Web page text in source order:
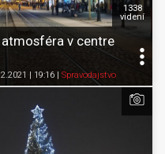
Pozrieť neskôr
K obľúbeným
atmosféra v centre
| 19:16| Spravodajstvo
1338
videní